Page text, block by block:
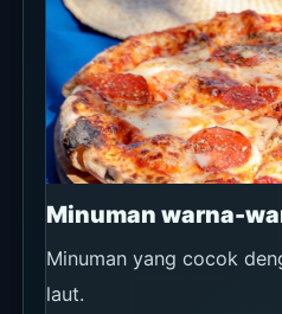
Minuman warna-
Minuman yang cocok
laut.